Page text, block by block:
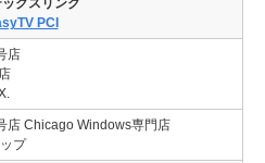
クスリンク
PCI
店
店 Chicago Windows専門店
プ